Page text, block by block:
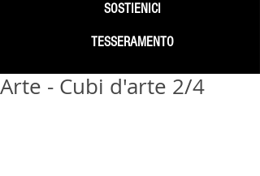
SOSTIENICI
TESSERAMENTO
Arte - Cubi d'arte 2/4